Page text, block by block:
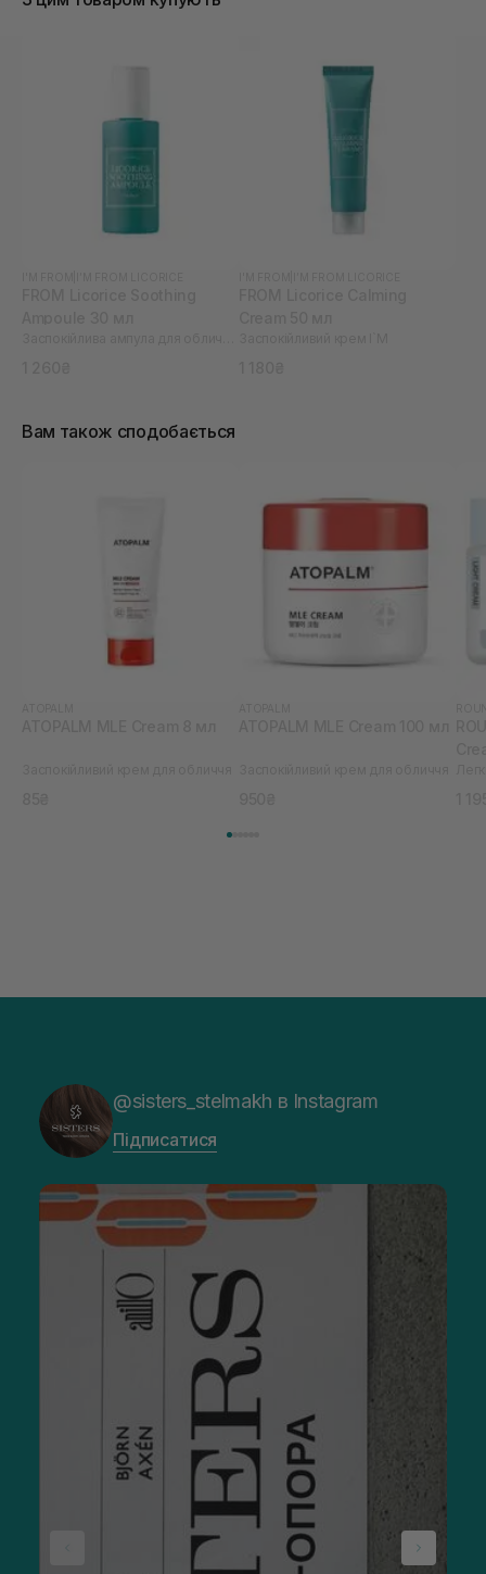
проблемної шкіри. Не розумію чому так мало
Вам також сподобається
@sisters_stelmakh в Instagram
Підписатися